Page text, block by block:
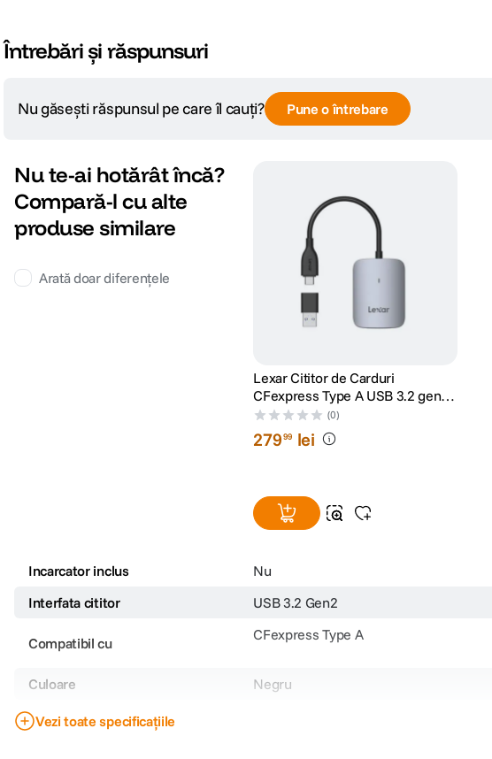
Întrebări și răspunsuri
Nu găsești răspunsul pe care îl cauți? Pune o întrebare
Nu te-ai hotărât încă?
Compară-l cu alte
produse similare
Arată doar diferențele
Lexar Cititor de Carduri
CFexpress Type A USB 3.2 gen 2
USB-C & USB-A
(0)
27999 lei
Incarcator inclus Nu
Interfata cititor
USB 3.2 Gen2
Compatibil cu CFexpress Type A
Culoare Negru
Dimensiuni
Vezi toate specificațiile